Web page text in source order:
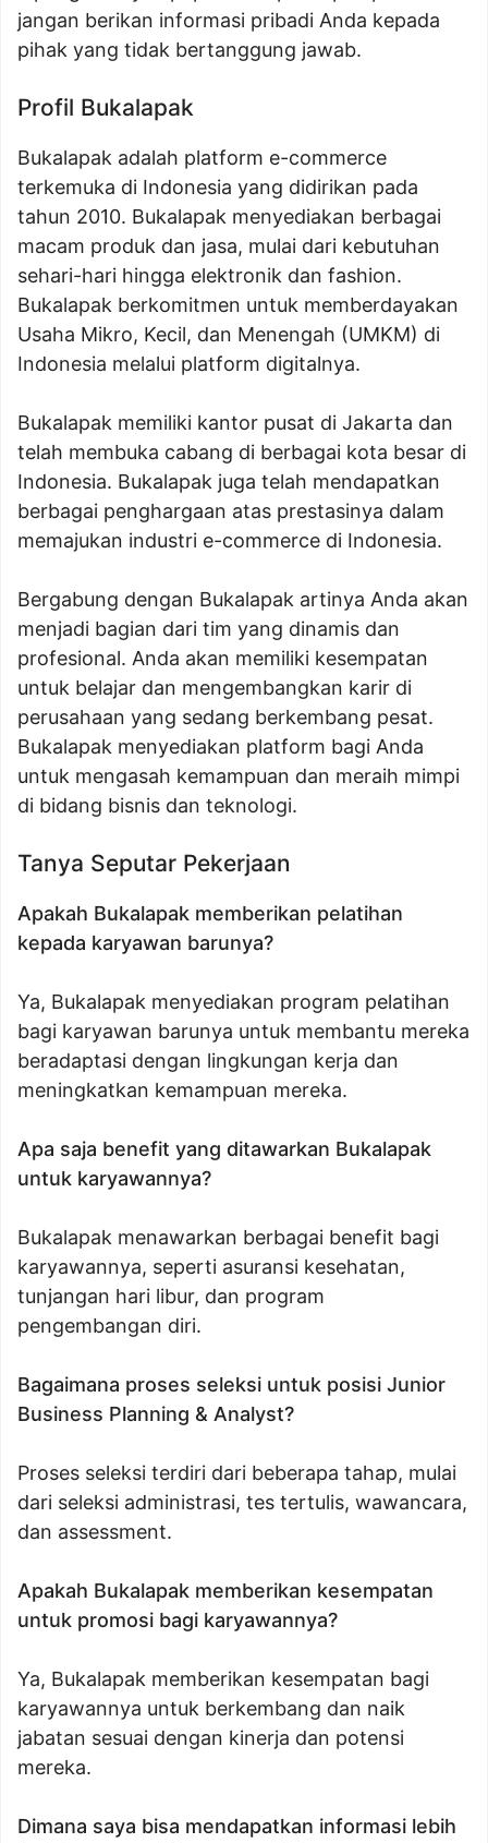
jangan berikan informasi pribadi Anda kepada
pihak yang tidak bertanggung jawab.
Profil Bukalapak
Bukalapak adalah platform e-commerce
terkemuka di Indonesia yang didirikan pada
tahun 2010. Bukalapak menyediakan berbagai
macam produk dan jasa, mulai dari kebutuhan
sehari-hari hingga elektronik dan fashion.
Bukalapak berkomitmen untuk memberdayakan
Usaha Mikro, Kecil, dan Menengah (UMKM) di
Indonesia melalui platform digitalnya.
Bukalapak memiliki kantor pusat di Jakarta dan
telah membuka cabang di berbagai kota besar di
Indonesia. Bukalapak juga telah mendapatkan
berbagai penghargaan atas prestasinya dalam
memajukan industri e-commerce di Indonesia.
Bergabung dengan Bukalapak artinya Anda akan
menjadi bagian dari tim yang dinamis dan
profesional. Anda akan memiliki kesempatan
untuk belajar dan mengembangkan karir di
perusahaan yang sedang berkembang pesat.
Bukalapak menyediakan platform bagi Anda
untuk mengasah kemampuan dan meraih mimpi
di bidang bisnis dan teknologi.
Tanya Seputar Pekerjaan
Apakah Bukalapak memberikan pelatihan
kepada karyawan barunya?
Ya, Bukalapak menyediakan program pelatihan
bagi karyawan barunya untuk membantu mereka
beradaptasi dengan lingkungan kerja dan
meningkatkan kemampuan mereka.
Apa saja benefit yang ditawarkan Bukalapak
untuk karyawannya?
Bukalapak menawarkan berbagai benefit bagi
karyawannya, seperti asuransi kesehatan,
tunjangan hari libur, dan program
pengembangan diri.
Bagaimana proses seleksi untuk posisi Junior
Business Planning & Analyst?
Proses seleksi terdiri dari beberapa tahap, mulai
dari seleksi administrasi, tes tertulis, wawancara,
dan assessment.
Apakah Bukalapak memberikan kesempatan
untuk promosi bagi karyawannya?
Ya, Bukalapak memberikan kesempatan bagi
karyawannya untuk berkembang dan naik
jabatan sesuai dengan kinerja dan potensi
mereka.
Dimana saya bisa mendapatkan informasi lebih